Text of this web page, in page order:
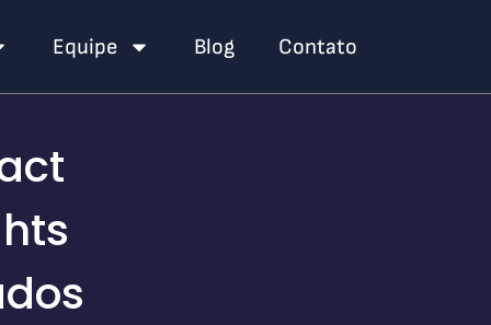
Equipe Blog Contato